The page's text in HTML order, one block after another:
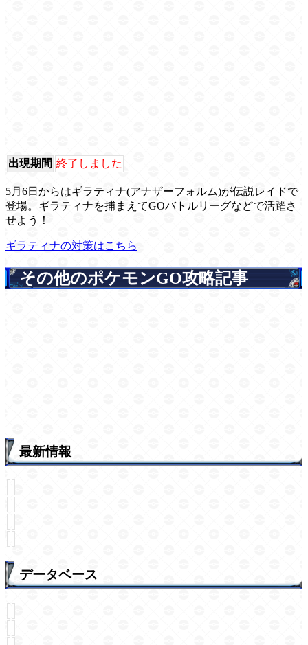
出現期間 終了しました
5月6日からはギラティナ(アナザーフォルム)が伝説レイドで
登場。ギラティナを捕まえてGOバトルリーグなどで活躍さ
せよう！
ギラティナの対策はこちら
その他のポケモンGO攻略記事
最新情報
データベース